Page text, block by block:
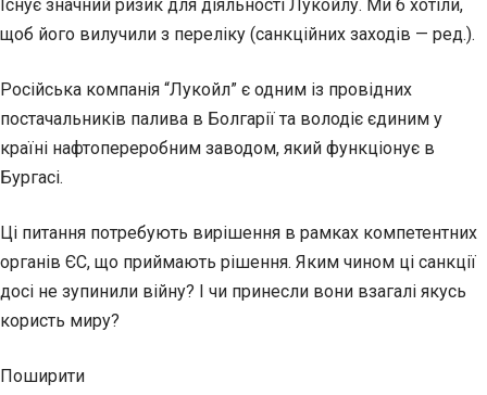
Існує значний ризик для діяльності Лукойлу. Ми б хотіли,
щоб його вилучили з переліку (санкційних заходів — ред.).
Російська компанія “Лукойл” є одним із провідних
постачальників палива в Болгарії та володіє єдиним у
країні нафтопереробним заводом, який функціонує в
Бургасі.
Ці питання потребують вирішення в рамках компетентних
органів ЄС, що приймають рішення. Яким чином ці санкції
досі не зупинили війну? І чи принесли вони взагалі якусь
користь миру?
Поширити